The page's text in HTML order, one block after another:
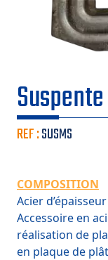
REF :SUSMS
COMPOSITION
Acier
Accessoire en
réalisation de
en plaque de